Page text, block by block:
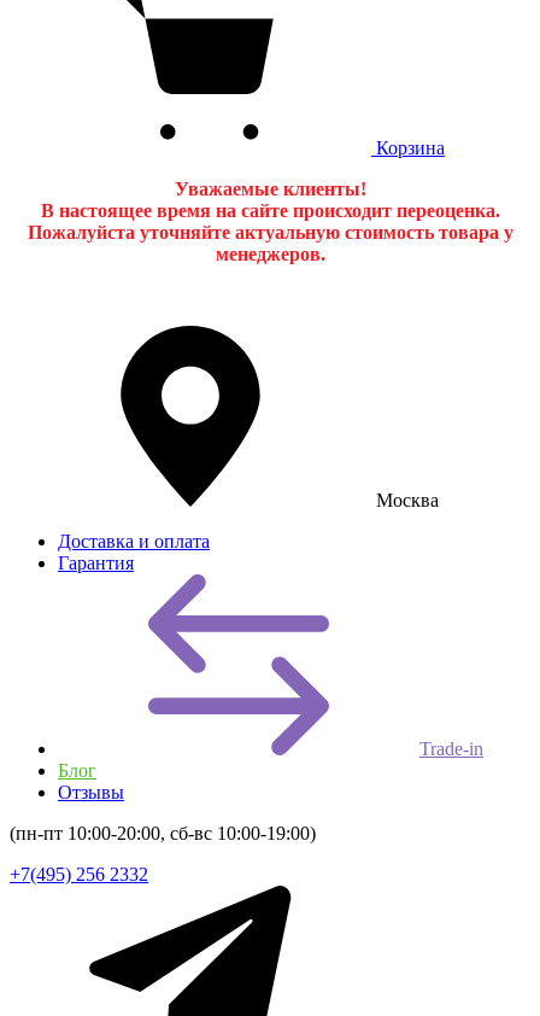
Корзина
Уважаемые клиенты!
В настоящее время на сайте происходит переоценка.
Пожалуйста уточняйте актуальную стоимость товара у
менеджеров.
Москва
Доставка и оплата
Гарантия
Trade-in
Блог
Отзывы
(пн-пт 10:00-20:00, сб-вс 10:00-19:00)
+7(495) 256 2332